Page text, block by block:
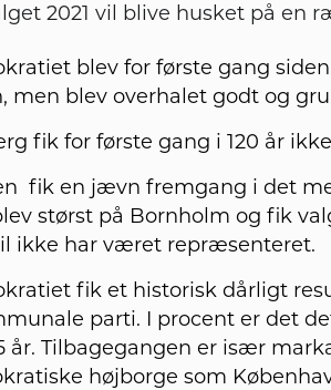
2021 vil blive husket på en
blev for første gang
men blev overhalet godt og
fik for første gang i 120 år
fik en jævn fremgang i det
størst på Bornholm og fik
ikke har været repræsenteret.
fik et historisk dårligt
parti. I procent er det
år. Tilbagegangen er især
højborge som